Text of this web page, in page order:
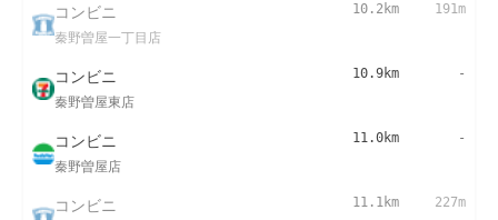
コンビニ
秦野曽屋一丁目店
10.2km 191m
コンビニ
秦野曽屋東店
10.9km -
コンビニ
秦野曽屋店
11.0km -
コンビニ 11.1km 227m